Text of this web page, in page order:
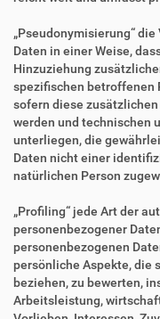
„Pseudonymisierung“
Daten in einer Weise,
Hinzuziehung
spezifischen betroffenen
sofern diese
werden und technischen
unterliegen, die
Daten nicht einer
natürlichen Person
„Profiling“ jede Art der
personenbezogener
personenbezogenen
persönliche Aspekte, die
beziehen, zu bewerten,
Arbeitsleistung,